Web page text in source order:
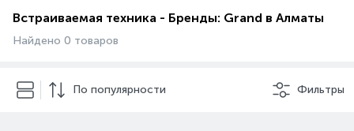
Встраиваемая техника - Бренды: Grand в Алматы
Найдено 0 товаров
По популярности Фильтры